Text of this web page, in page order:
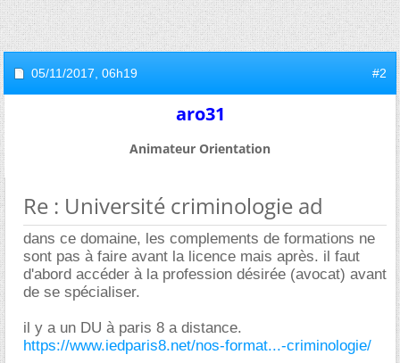
05/11/2017, 06h19 #2
aro31
Animateur Orientation
Re : Université criminologie ad
dans ce domaine, les complements de formations ne
sont pas à faire avant la licence mais après. il faut
d'abord accéder à la profession désirée (avocat) avant
de se spécialiser.
il y a un DU à paris 8 a distance.
https://www.iedparis8.net/nos-format...-criminologie/